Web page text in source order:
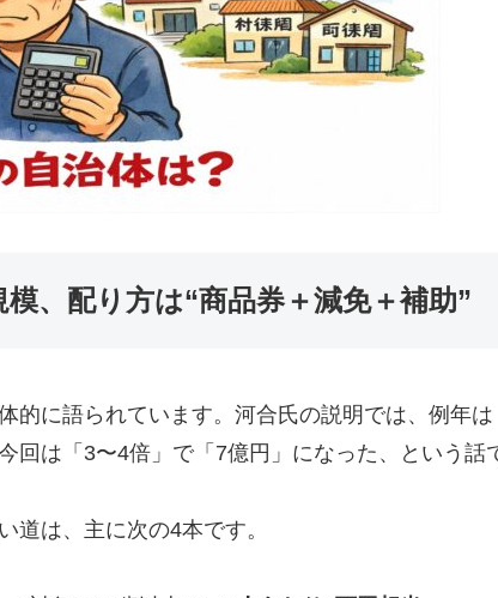
、配り方は“商品券＋減免＋補助”
的に語られています。河合氏の説明では、例年
回は「3〜4倍」で「7億円」になった、という話
道は、主に次の4本です。